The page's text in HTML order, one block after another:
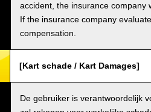
accident, the insurance company
If the insurance company
compensation.
[Kart schade / Kart Damages]
De gebruiker is verantwoordelijk